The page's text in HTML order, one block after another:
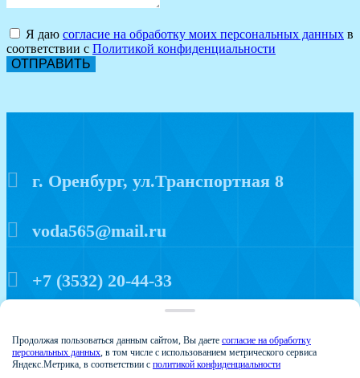
Я даю согласие на обработку моих персональных данных в
соответствии с Политикой конфиденциальности
ОТПРАВИТЬ
г. Оренбург, ул.Транспортная 8
voda565@mail.ru
+7 (3532) 20-44-33
Продолжая пользоваться данным сайтом, Вы даете согласие на обработку
персональных данных, в том числе с использованием метрического сервиса
Яндекс.Метрика, в соответствии с политикой конфиденциальности